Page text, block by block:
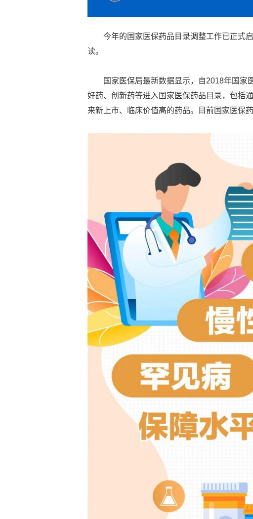
今年的国家医保药品目录调整工作已正式
读。
国家医保局最新数据显示，自2018年国家
好药、创新药等进入国家医保药品目录，包括
来新上市、临床价值高的药品。目前国家医保